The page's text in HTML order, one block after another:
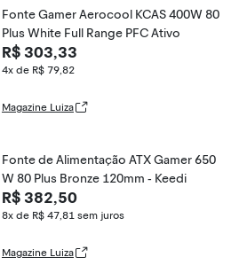
Fonte Gamer Aerocool KCAS 400W 80
Plus White Full Range PFC Ativo
R$ 303,33
4x de R$ 79,82
Magazine Luiza
Fonte de Alimentação ATX Gamer 650
W 80 Plus Bronze 120mm - Keedi
R$ 382,50
8x de R$ 47,81 sem juros
Magazine Luiza